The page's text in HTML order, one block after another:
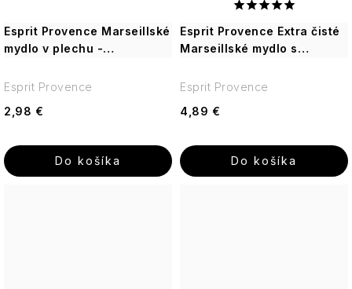
Esprit Provence Marseillské
mydlo v plechu -
2,98 €
Do košíka
Esprit Provence
Esprit Provence Extra čisté
Marseillské mydlo s
4,89 €
Do košíka
Esprit Provence